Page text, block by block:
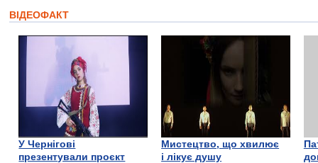
ВІДЕОФАКТ
У Чернігові
презентували проєкт
Мистецтво, що хвилює
і лікує душу